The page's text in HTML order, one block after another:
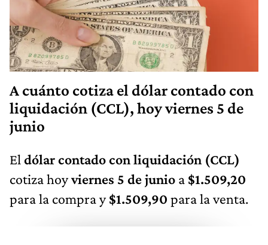
A cuánto cotiza el dólar contado con
liquidación (CCL), hoy viernes 5 de
junio
El dólar contado con liquidación (CCL)
cotiza hoyviernes 5 de junio a $1.509,20
para la compra y$1.509,90 para la venta.